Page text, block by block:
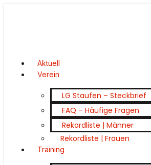
Aktuell
Verein
LG Staufen – Steckbrief
FAQ – Häufige Fragen
Rekordliste | Männer
Rekordliste | Frauen
Training